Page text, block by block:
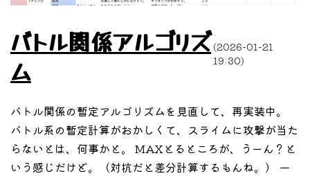
バトル関係アルゴリズ
ム
(2026-01-21
19:30)
バトル関係の暫定アルゴリズムを見直して、再実装中。
バトル系の暫定計算がおかしくて、スライムに攻撃が当た
らないとは、何事かと。 MAXとるところが、うーん？と
いう感じだけど。（対抗だと差分計算するもんね。） 一